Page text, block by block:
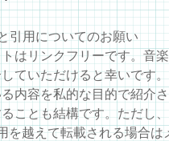
引用についてのお願い
はリンクフリーです。音
ていただけると幸いです
内容を私的な目的で紹介
ことも結構です。ただし
を越えて転載される場合は